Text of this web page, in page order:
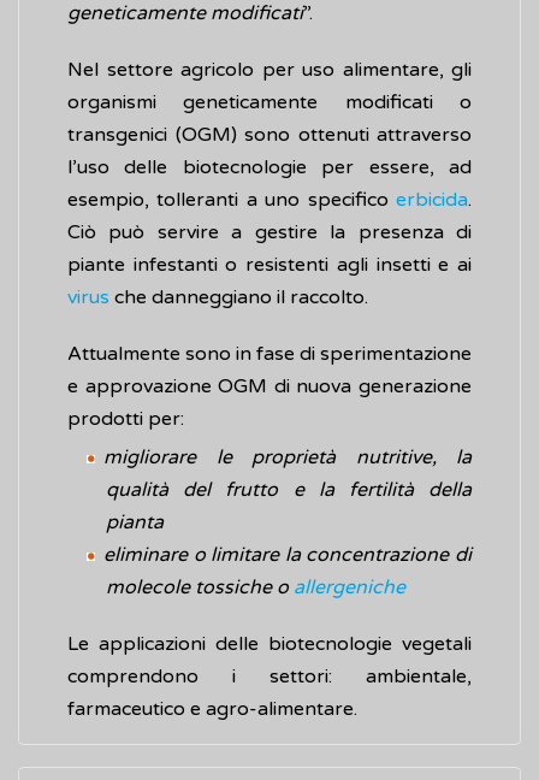
geneticamente modificati”.
Nel settore agricolo per uso alimentare, gli
organismi geneticamente modificati o
transgenici (OGM) sono ottenuti attraverso
l’uso delle biotecnologie per essere, ad
esempio, tolleranti a uno specifico erbicida.
Ciò può servire a gestire la presenza di
piante infestanti o resistenti agli insetti e ai
virus che danneggiano il raccolto.
Attualmente sono in fase di sperimentazione
e approvazione OGM di nuova generazione
prodotti per:
migliorare le proprietà nutritive, la
qualità del frutto e la fertilità della
pianta
eliminare o limitare la concentrazione di
molecole tossiche o allergeniche
Le applicazioni delle biotecnologie vegetali
comprendono i settori: ambientale,
farmaceutico e agro-alimentare.